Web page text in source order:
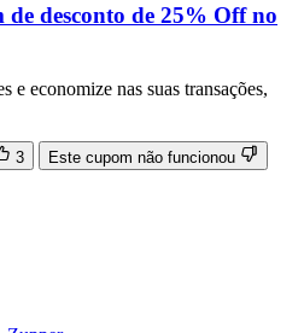
desconto de 25% Off no
e economize nas suas transações,
3 Este cupom não funcionou